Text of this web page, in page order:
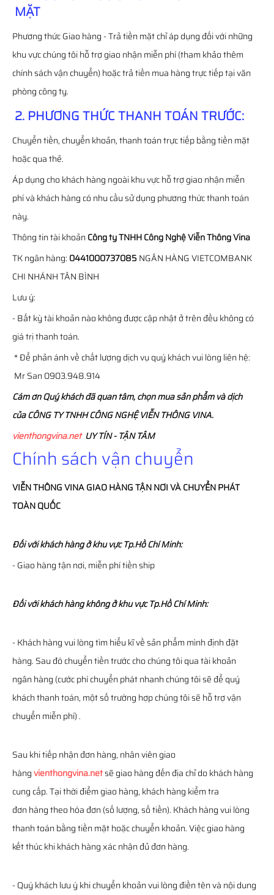
MẶT
Phương thức Giao hàng - Trả tiền mặt chỉ áp dụng đối với những
khu vực chúng tôi hỗ trợ giao nhận miễn phí (tham khảo thêm
chính sách vận chuyển) hoặc trả tiền mua hàng trực tiếp tại văn
phòng công ty.
2. PHƯƠNG THỨC THANH TOÁN TRƯỚC:
Chuyển tiền, chuyển khoản, thanh toán trực tiếp bằng tiền mặt
hoặc qua thẻ.
Áp dụng cho khách hàng ngoài khu vực hỗ trợ giao nhận miễn
phí và khách hàng có nhu cầu sử dụng phương thức thanh toán
này.
Thông tin tài khoảnCông ty TNHH Công Nghệ Viễn Thông Vina
TK ngân hàng: 0441000737085NGÂN HÀNG VIETCOMBANK
CHI NHÁNH TÂN BÌNH
Lưu ý:
- Bất kỳ tài khoản nào không được cập nhật ở trên đều không có
giá trị thanh toán.
* Để phản ánh về chất lượng dịch vụ quý khách vui lòng liên hệ:
Mr San 0903.948.914
Cám ơn Quý khách đã quan tâm, chọn mua sản phẩm và dịch
của CÔNG TY TNHH CÔNG NGHỆ VIỄN THÔNG VINA.
vienthongvina.netUY TÍN - TẬN TÂM
Chính sách vận chuyển
VIỄN THÔNGVINAGIAO HÀNG TẬN NƠI VÀ CHUYỂN PHÁT
TOÀN QUỐC
Đối với khách hàng ở khu vực Tp.Hồ Chí Minh:
- Giao hàng tận nơi, miễn phí tiền ship
Đối với khách hàng không ở khu vực Tp.Hồ Chí Minh:
- Khách hàng vui lòng tìm hiểu kĩ về sản phẩm mình định đặt
hàng. Sau đó chuyển tiền trước cho chúng tôi qua tài khoản
ngân hàng (cước phí chuyển phát nhanh chúng tôi sẽ để quý
khách thanh toán, một số trường hợp chúng tôi sẽ hỗ trợ vận
chuyển miễn phí) .
Sau khi tiếp nhận đơn hàng, nhân viên giao
hàngvienthongvina.netsẽ giao hàng đến địa chỉ do khách hàng
cung cấp. Tại thời điểm giao hàng, khách hàng kiểm tra
đơn hàng theo hóa đơn (số lượng, số tiền). Khách hàng vui lòng
thanh toán bằng tiền mặt hoặc chuyển khoản. Việc giao hàng
kết thúc khi khách hàng xác nhận đủ đơn hàng.
- Quý khách lưu ý khi chuyển khoản vui lòng điền tên và nội dung